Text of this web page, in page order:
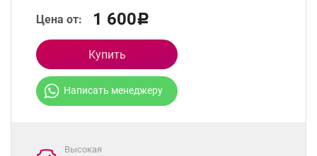
Цена от: 1 600Р
Купить
Написать менеджеру
Высокая